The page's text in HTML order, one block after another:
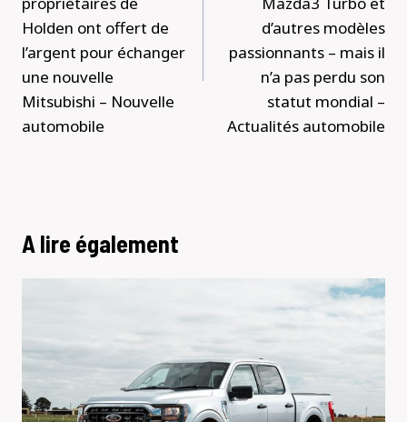
Holden ont offert de
l’argent pour échanger
une nouvelle
Mitsubishi – Nouvelle
automobile
d’autres modèles
passionnants – mais il
n’a pas perdu son
statut mondial –
Actualités automobile
A lire également